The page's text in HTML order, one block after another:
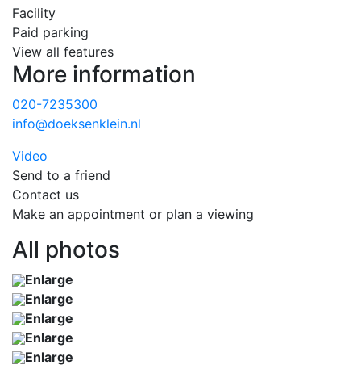
Facility
Paid parking
View all features
More information
020-7235300
info@doeksenklein.nl
Video
Send to a friend
Contact us
Make an appointment or plan a viewing
All photos
Enlarge
Enlarge
Enlarge
Enlarge
Enlarge